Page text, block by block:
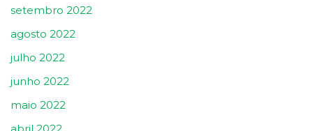
setembro 2022
agosto 2022
julho 2022
junho 2022
maio 2022
abril 2022